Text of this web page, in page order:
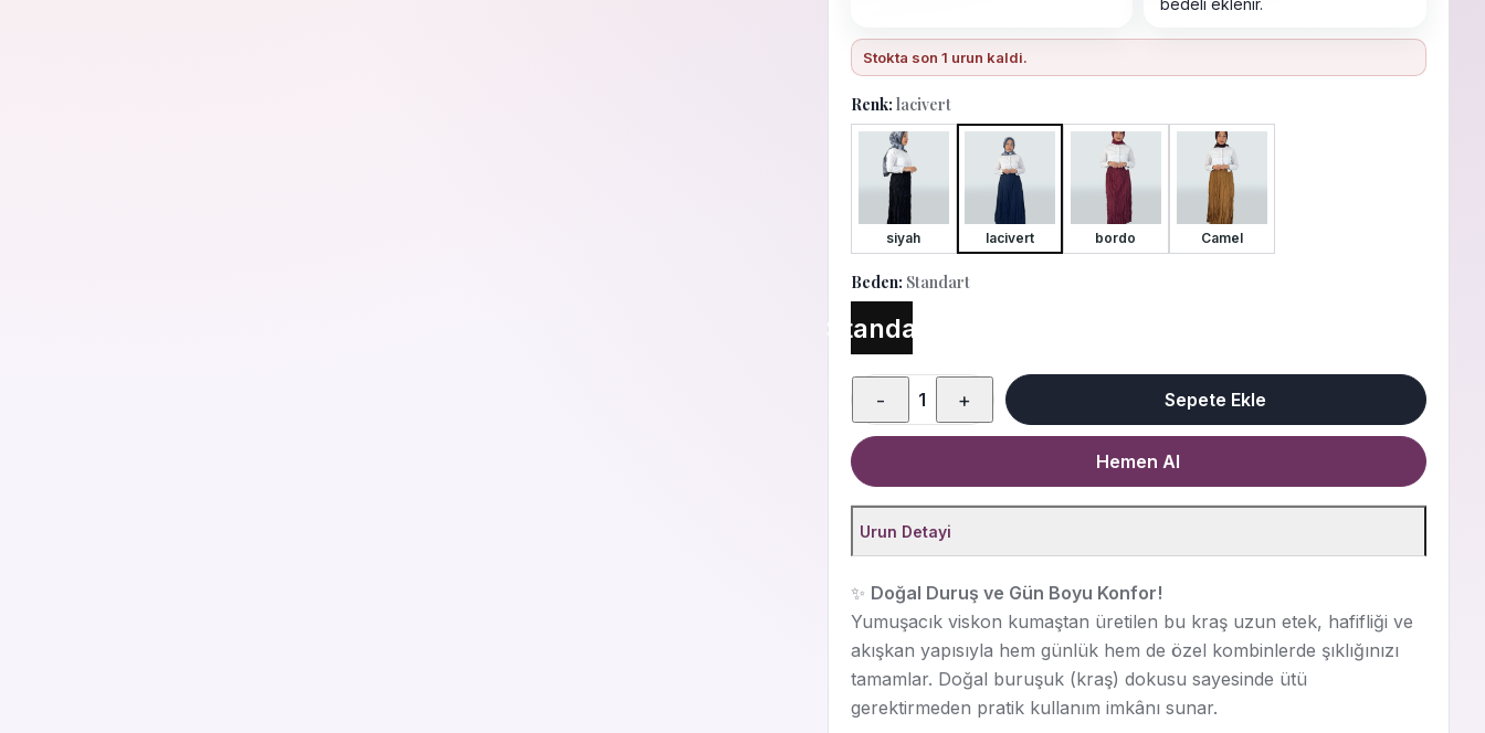
bedeli eklenir.
Stokta son 1 urun kaldi.
Renk: lacivert
siyah lacivert bordo Camel
Beden: Standart
Standart
- 1 + Sepete Ekle
Hemen Al
Urun Detayi
✨ Doğal Duruş ve Gün Boyu Konfor!
Yumuşacık viskon kumaştan üretilen bu kraş uzun etek, hafifliği ve
akışkan yapısıyla hem günlük hem de özel kombinlerde şıklığınızı
tamamlar. Doğal buruşuk (kraş) dokusu sayesinde ütü
gerektirmeden pratik kullanım imkânı sunar.